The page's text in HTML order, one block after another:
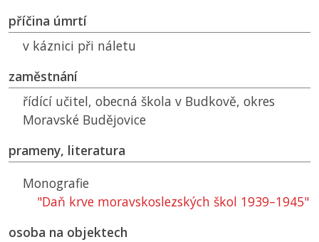
příčina úmrtí
v káznici při náletu
zaměstnání
řídící učitel, obecná škola v Budkově, okres
Moravské Budějovice
prameny, literatura
Monografie
"Daň krve moravskoslezských škol 1939–1945"
osoba na objektech